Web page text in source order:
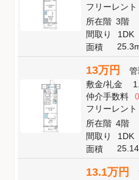
フリーレント
所在階 3階
間取り
1DK
面積
13万円
敷金/礼金
仲介手数料
フリーレント
所在階 4階
間取り
1DK
面積
13.1万円